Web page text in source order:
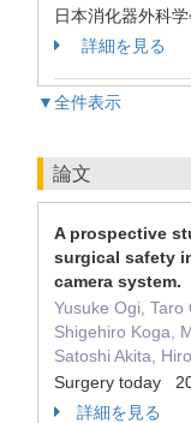
日本消化器外科学
詳細を見る
▼全件表示
論文
A prospective
surgical safety
camera system.
Yusuke Ogi, Taro
Shigehiro Koga,
Satoshi Akita,
Surgery today
詳細を見る